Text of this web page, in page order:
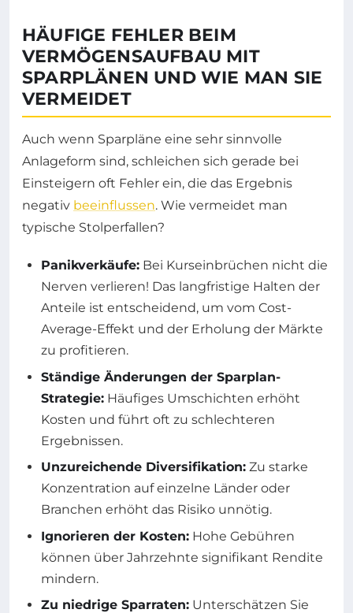
HÄUFIGE FEHLER BEIM
VERMÖGENSAUFBAU MIT
SPARPLÄNEN UND WIE MAN SIE
VERMEIDET
Auch wenn Sparpläne eine sehr sinnvolle
Anlageform sind, schleichen sich gerade bei
Einsteigern oft Fehler ein, die das Ergebnis
negativ beeinflussen. Wie vermeidet man
typische Stolperfallen?
Panikverkäufe: Bei Kurseinbrüchen nicht die
Nerven verlieren! Das langfristige Halten der
Anteile ist entscheidend, um vom Cost-
Average-Effekt und der Erholung der Märkte
zu profitieren.
Ständige Änderungen der Sparplan-
Strategie: Häufiges Umschichten erhöht
Kosten und führt oft zu schlechteren
Ergebnissen.
Unzureichende Diversifikation: Zu starke
Konzentration auf einzelne Länder oder
Branchen erhöht das Risiko unnötig.
Ignorieren der Kosten: Hohe Gebühren
können über Jahrzehnte signifikant Rendite
mindern.
Zu niedrige Sparraten: Unterschätzen Sie